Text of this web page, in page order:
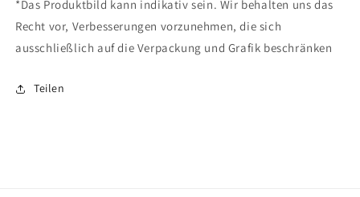
*Das Produktbild kann indikativ sein. Wir behalten uns das
Recht vor, Verbesserungen vorzunehmen, die sich
ausschließlich auf die Verpackung und Grafik beschränken
Teilen